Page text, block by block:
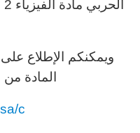
ويمكنكم الإطلاع
المادة من
c